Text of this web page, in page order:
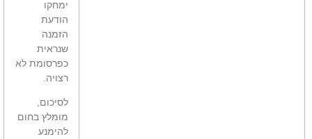
ימחקו
הודעת
הזמנה
שנראית
כפרסומת לא
רצויה.
לסיכום,
מומלץ בחום
להימנע